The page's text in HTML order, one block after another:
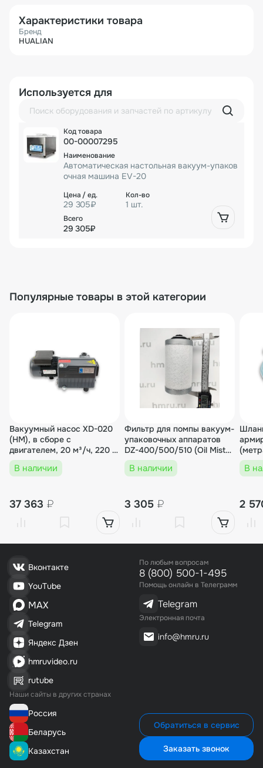
Характеристики товара
Бренд
HUALIAN
Используется для
00-00007295
Автоматическая настольная вакуум-упаков
очная машина EV-20
29 305₽ 1 шт.
29 305₽
Популярные товары в этой категории
Вакуумный насос XD-020
(HM), в сборе с
двигателем, 20 м³/ч, 220 В,
750 Вт, для DZ, HVC, HVT,
TBВ наличии
37 363 ₽
Фильтр для помпы вакуум-
упаковочных аппаратов
DZ-400/500/510 (Oil Mist
Filter)
В наличии
3 305 ₽
В
2
Вконтакте
YouTube
MAX
Telegram
Яндекс Дзен
hmruvideo.ru
rutube
Наши сайты в других странах
Россия
Беларусь
Казахстан
По любым вопросам
8 (800) 500-1-495
Помощь онлайн в Телеграмм
Telegram
Электронная почта
info@hmru.ru
Обратиться в сервис
Заказать звонок